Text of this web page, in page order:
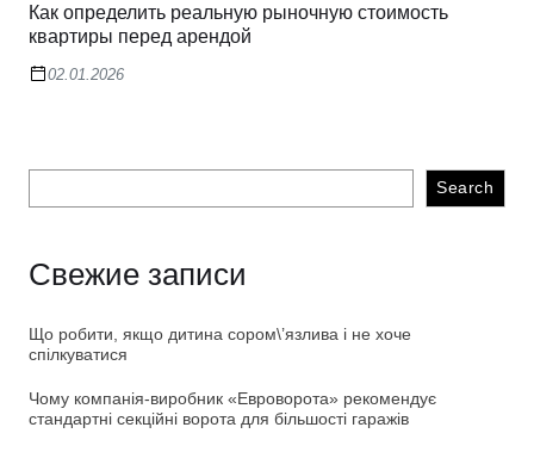
Как определить реальную рыночную стоимость
квартиры перед арендой
02.01.2026
Search
Свежие записи
Що робити, якщо дитина сором\’язлива і не хоче
спілкуватися
Чому компанія-виробник «Евроворота» рекомендує
стандартні секційні ворота для більшості гаражів